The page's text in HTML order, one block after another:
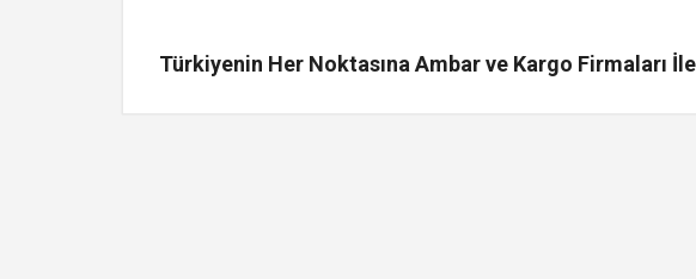
Türkiyenin Her Noktasına Ambar ve Kargo Firmaları